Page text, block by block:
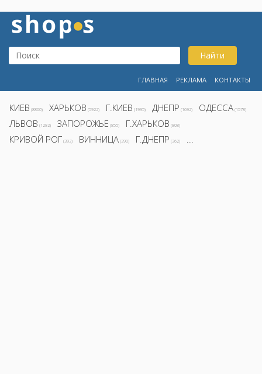
Найти
ГЛАВНАЯ РЕКЛАМА КОНТАКТЫ
КИЕВ (8800) ХАРЬКОВ (5922) Г.КИЕВ (1995) ДНЕПР (1692) ОДЕССА (1578)
ЛЬВОВ (1282) ЗАПОРОЖЬЕ (855) Г.ХАРЬКОВ (808)
КРИВОЙ РОГ (392) ВИННИЦА (390) Г.ДНЕПР (362) ...